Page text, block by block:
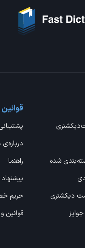
شده
دیکشنری
قوانین
درباره‌ی
راهنما
حریم
قوانین